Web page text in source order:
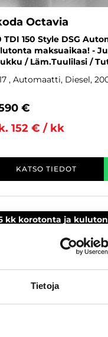
Tietoja
Octavia
TDI 150 Style DSG
maksuaikaa! -
/ Läm.Tuulilasi /
, Automaatti, Diesel,
€
152 € / kk
KATSO TIEDOT
kk korotonta ja